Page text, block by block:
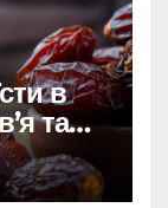
в
та